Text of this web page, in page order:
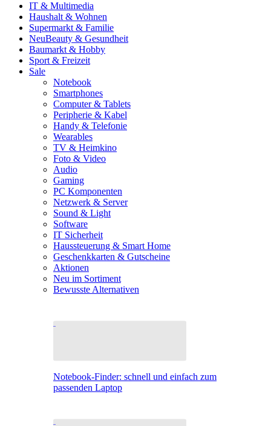
IT & Multimedia
Haushalt & Wohnen
Supermarkt & Familie
NeuBeauty & Gesundheit
Baumarkt & Hobby
Sport & Freizeit
Sale
Notebook
Smartphones
Computer & Tablets
Peripherie & Kabel
Handy & Telefonie
Wearables
TV & Heimkino
Foto & Video
Audio
Gaming
PC Komponenten
Netzwerk & Server
Sound & Light
Software
IT Sicherheit
Haussteuerung & Smart Home
Geschenkkarten & Gutscheine
Aktionen
Neu im Sortiment
Bewusste Alternativen
Notebook-Finder: schnell und einfach zum
passenden Laptop